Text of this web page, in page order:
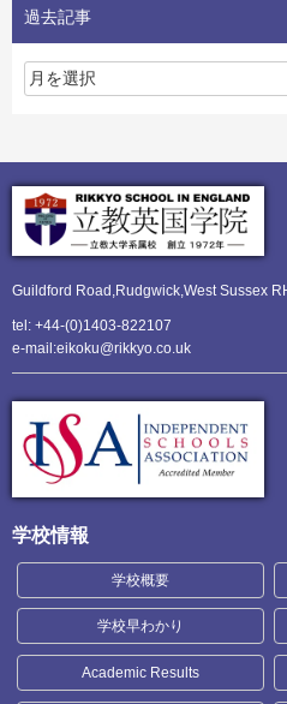
過去記事
Guildford Road,Rudgwick,West Sussex
tel: +44-(0)1403-822107
e-mail:eikoku@rikkyo.co.uk
学校情報
学校概要
学校早わかり
Academic Results